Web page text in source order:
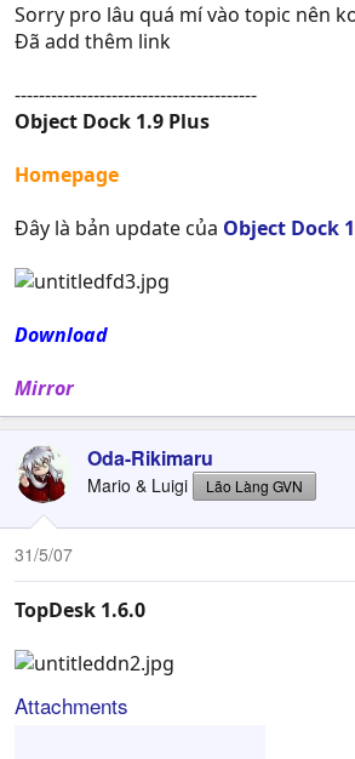
Sorry pro lâu quá mí vào topic nên
Đã add thêm link
----------------------------------------
Object Dock 1.9 Plus
Homepage
Đây là bản update của Object Dock
Download
Mirror
Oda-Rikimaru
Mario & Luigi Lão Làng GVN
31/5/07
TopDesk 1.6.0
Attachments